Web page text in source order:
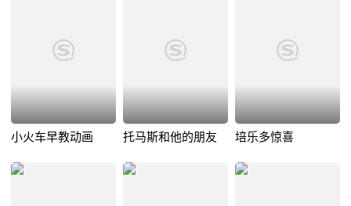
小火车早教动画 托马斯和他的朋友 培乐多惊喜